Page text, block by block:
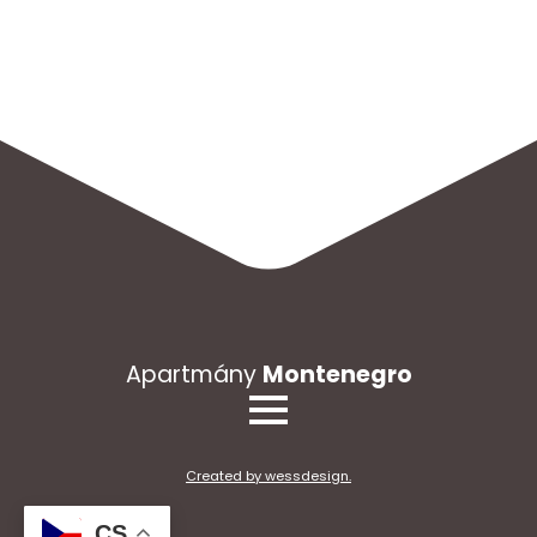
Apartmány Montenegro
Created by wessdesign.